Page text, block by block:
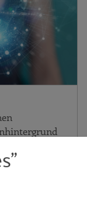
Monitors
die Hälfte
h…